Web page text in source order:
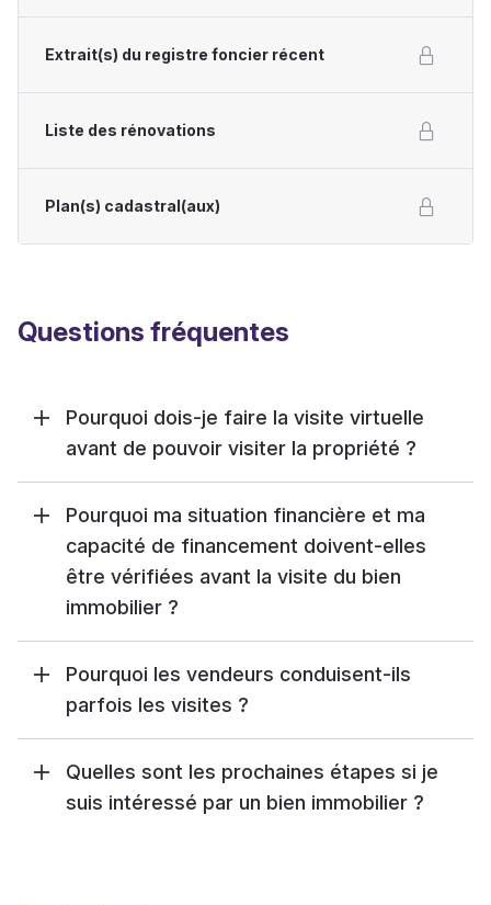
Extrait(s) du registre foncier récent
Liste des rénovations
Plan(s) cadastral(aux)
Questions fréquentes
Pourquoi dois-je faire la visite virtuelle
avant de pouvoir visiter la propriété ?
Pourquoi ma situation financière et ma
capacité de financement doivent-elles
être vérifiées avant la visite du bien
immobilier ?
Pourquoi les vendeurs conduisent-ils
parfois les visites ?
Quelles sont les prochaines étapes si je
suis intéressé par un bien immobilier ?